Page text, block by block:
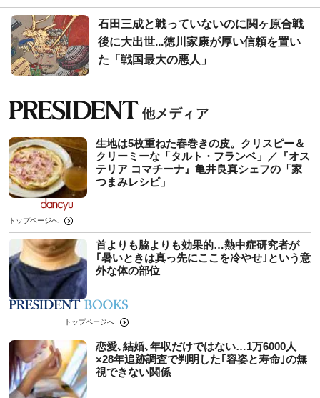
石田三成と戦っていないのに関ヶ原合戦
後に大出世...徳川家康が厚い信頼を置い
た「戦国最大の悪人」
生地は5枚重ねた春巻きの皮。クリスピー＆
クリーミーな「タルト・フランベ」／『オス
テリア コマチーナ』亀井良真シェフの「家
つまみレシピ」
トップページへ
首よりも脇よりも効果的…熱中症研究者が
｢暑いときは真っ先にここを冷やせ｣という意
外な体の部位
トップページへ
恋愛､結婚､年収だけではない…1万6000人
×28年追跡調査で判明した｢容姿と寿命｣の無
視できない関係